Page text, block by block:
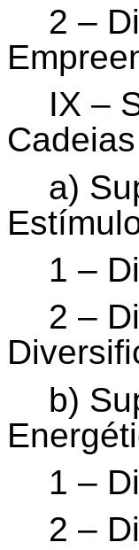
2 –
IX –
a)
1 –
2 –
b)
1 –
2 –